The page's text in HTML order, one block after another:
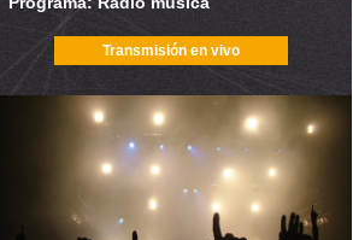
Transmisión en vivo